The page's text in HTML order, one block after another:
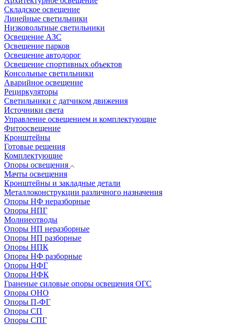
Складское освещение
Линейные светильники
Низковольтные светильники
Освещение АЗС
Освещение парков
Освещение автодорог
Освещение спортивных объектов
Консольные светильники
Аварийное освещение
Рециркуляторы
Светильники с датчиком движения
Источники света
Управление освещением и комплектующие
Фитоосвещение
Кронштейны
Готовые решения
Комплектующие
Опоры освещения
Мачты освещения
Кронштейны и закладные детали
Металлоконструкции различного назначения
Опоры НФ неразборные
Опоры НПГ
Молниеотводы
Опоры НП неразборные
Опоры НП разборные
Опоры НПК
Опоры НФ разборные
Опоры НФГ
Опоры НФК
Граненые силовые опоры освещения ОГС
Опоры ОНО
Опоры П-ФГ
Опоры СП
Опоры СПГ